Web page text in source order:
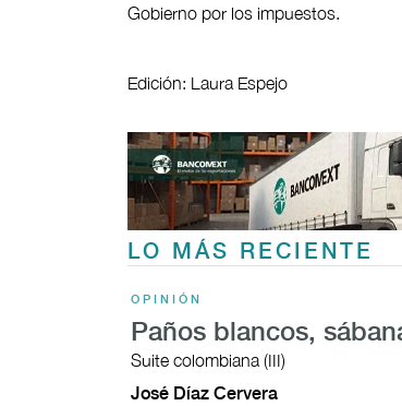
Gobierno por los impuestos.
Edición: Laura Espejo
LO MÁS RECIENTE
OPINIÓN
Paños blancos,
Suite colombiana (III)
José Díaz Cervera